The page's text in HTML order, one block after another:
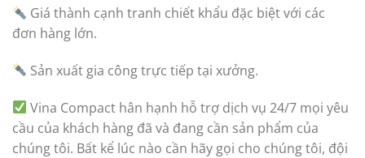
Giá thành cạnh tranh chiết khẩu đặc biệt với các
đơn hàng lớn.
Sản xuất gia công trực tiếp tại xưởng.
Vina Compact hân hạnh hỗ trợ dịch vụ 24/7 mọi yêu
cầu của khách hàng đã và đang cần sản phẩm của
chúng tôi. Bất kể lúc nào cần hãy gọi cho chúng tôi, đội